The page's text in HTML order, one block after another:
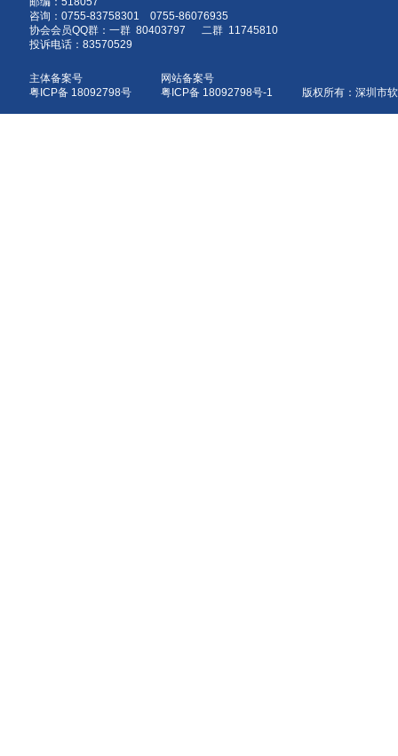
咨询：0755-83758301 0755-86076935
协会会员QQ群：一群 80403797 二群 11745810
投诉电话：83570529
主体备案号
粤ICP备 18092798号
网站备案号
粤ICP备 18092798号-1 版权所有：深圳市软